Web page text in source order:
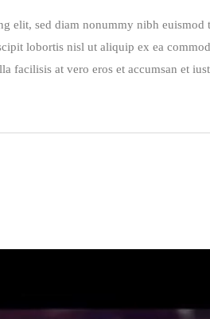
elit, sed diam nonummy nibh
lobortis nisl ut aliquip ex ea
facilisis at vero eros et accumsan et